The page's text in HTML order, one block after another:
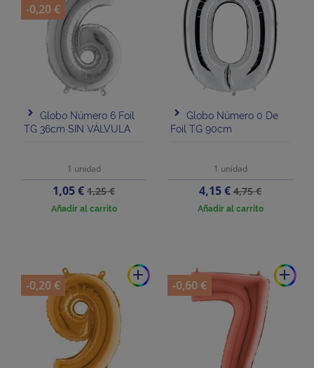
Globo Número 6 Foil
TG 36cm SIN VÁLVULA
1 unidad
Precio
1,05 €Precio
base
1,25 €
Añadir al carrito
-0,20 €
Globo Número 0 De
Foil TG 90cm
1 unidad
Precio
4,15 €Precio
base
4,75 €
Añadir al carrito
add
-0,20 €
add
-0,60 €